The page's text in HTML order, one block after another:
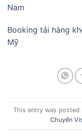
Nam
Booking tải hàng
Mỹ
This entry was posted
Chuyển